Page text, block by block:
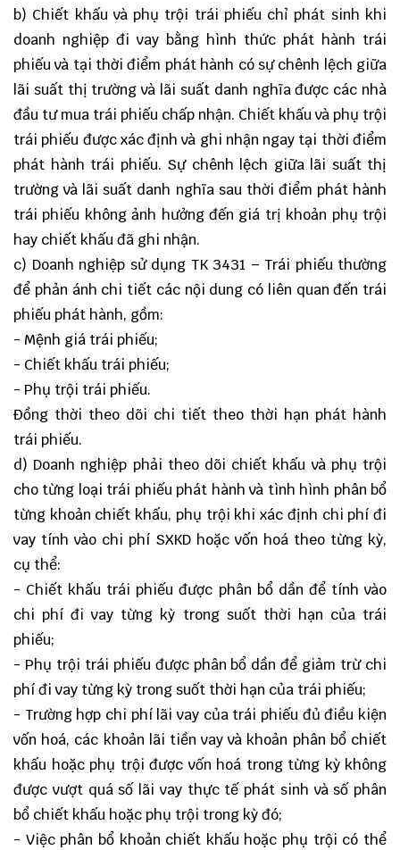
b) Chiết khấu và phụ trội trái phiếu chỉ phát sinh khi
doanh nghiệp đi vay bằng hình thức phát hành trái
phiếu và tại thời điểm phát hành có sự chênh lệch giữa
lãi suất thị trường và lãi suất danh nghĩa được các nhà
đầu tư mua trái phiếu chấp nhận. Chiết khấu và phụ trội
trái phiếu được xác định và ghi nhận ngay tại thời điểm
phát hành trái phiếu. Sự chênh lệch giữa lãi suất thị
trường và lãi suất danh nghĩa sau thời điểm phát hành
trái phiếu không ảnh hưởng đến giá trị khoản phụ trội
hay chiết khấu đã ghi nhận.
c) Doanh nghiệp sử dụng TK 3431 – Trái phiếu thường
để phản ánh chi tiết các nội dung có liên quan đến trái
phiếu phát hành, gồm:
- Mệnh giá trái phiếu;
- Chiết khấu trái phiếu;
- Phụ trội trái phiếu.
Đồng thời theo dõi chi tiết theo thời hạn phát hành
trái phiếu.
d) Doanh nghiệp phải theo dõi chiết khấu và phụ trội
cho từng loại trái phiếu phát hành và tình hình phân bổ
từng khoản chiết khấu, phụ trội khi xác định chi phí đi
vay tính vào chi phí SXKD hoặc vốn hoá theo từng kỳ,
cụ thể:
- Chiết khấu trái phiếu được phân bổ dần để tính vào
chi phí đi vay từng kỳ trong suốt thời hạn của trái
phiếu;
- Phụ trội trái phiếu được phân bổ dần để giảm trừ chi
phí đi vay từng kỳ trong suốt thời hạn của trái phiếu;
- Trường hợp chi phí lãi vay của trái phiếu đủ điều kiện
vốn hoá, các khoản lãi tiền vay và khoản phân bổ chiết
khấu hoặc phụ trội được vốn hoá trong từng kỳ không
được vượt quá số lãi vay thực tế phát sinh và số phân
bổ chiết khấu hoặc phụ trội trong kỳ đó;
- Việc phân bổ khoản chiết khấu hoặc phụ trội có thể